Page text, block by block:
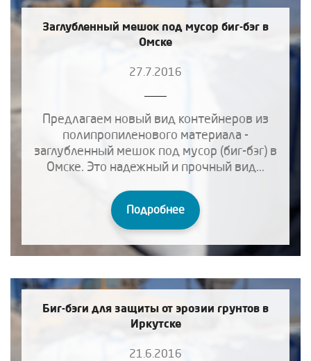
Заглубленный мешок под мусор биг-бэг в
Омске
27.7.2016
Предлагаем новый вид контейнеров из
полипропиленового материала -
заглубленный мешок под мусор (биг-бэг) в
Омске. Это надежный и прочный вид...
Подробнее
Биг-бэги для защиты от эрозии грунтов в
Иркутске
21.6.2016